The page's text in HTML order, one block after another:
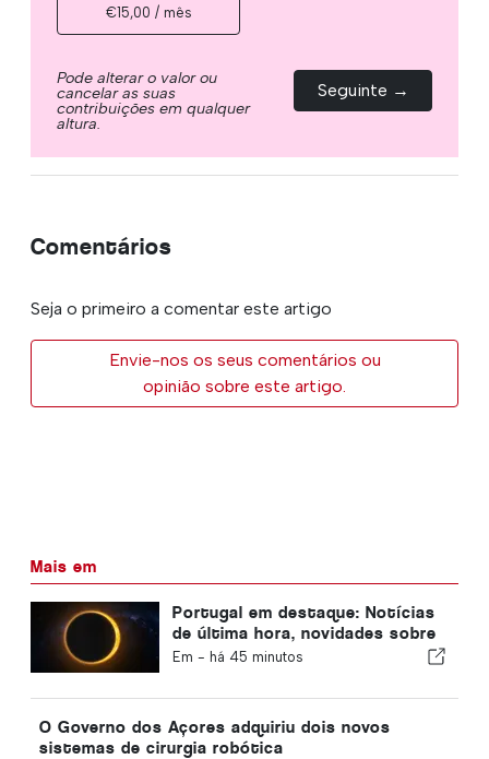
€15,00 / mês
Pode alterar o valor ou
cancelar as suas
contribuições em qualquer
altura.
Seguinte →
Comentários
Seja o primeiro a comentar este artigo
Envie-nos os seus comentários ou
opinião sobre este artigo.
Mais em
Portugal em destaque: Notícias
de última hora, novidades sobre
viagens e as principais notícias
Em - há 45 minutos
O Governo dos Açores adquiriu dois novos
sistemas de cirurgia robótica